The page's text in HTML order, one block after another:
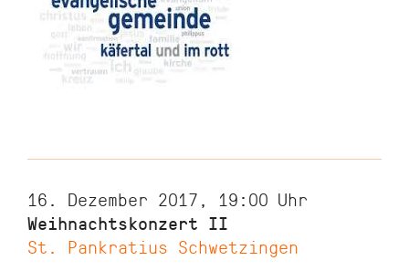
16. Dezember 2017, 19:00 Uhr
Weihnachtskonzert II
St. Pankratius Schwetzingen